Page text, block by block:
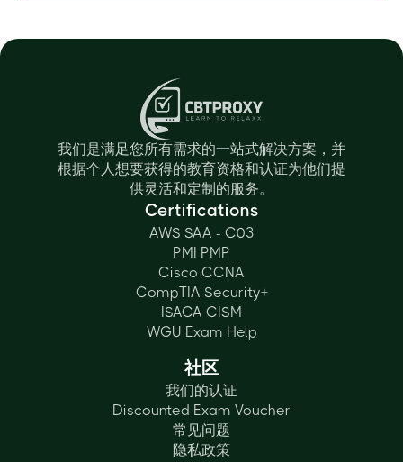
我们是满足您所有需求的一站式解决方案，并
根据个人想要获得的教育资格和认证为他们提
供灵活和定制的服务。
Certifications
AWS SAA - C03
PMI PMP
Cisco CCNA
CompTIA Security+
ISACA CISM
WGU Exam Help
社区
我们的认证
Discounted Exam Voucher
常见问题
隐私政策